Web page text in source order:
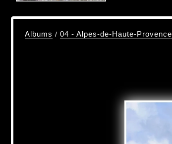
Albums / 04 - Alpes-de-Haute-Provence